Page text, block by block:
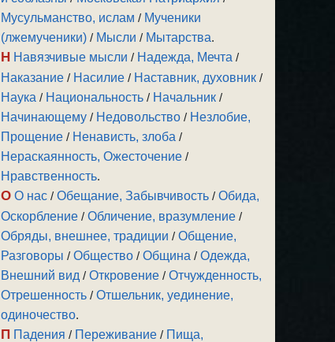
Мусульманство, ислам / Мученики
(лжемученики) / Мысли / Мытарства.
Н Навязчивые мысли / Надежда, Мечта /
Наказание / Насилие / Наставник, духовник /
Наука / Национальность / Начальник /
Начинающему / Недовольство / Незлобие,
Прощение / Ненависть, злоба /
Нераскаянность, Ожесточение /
Нравственность.
О О нас /Обещание, Забывчивость /Обида,
Оскорбление /Обличение, вразумление /
Обряды, внешнее, традиции /Общение,
Разговоры /Общество /Община /Одежда,
Внешний вид /Откровение /Отчужденность,
Отрешенность /Отшельник, уединение,
одиночество.
П Падения / Переживание / Пища,